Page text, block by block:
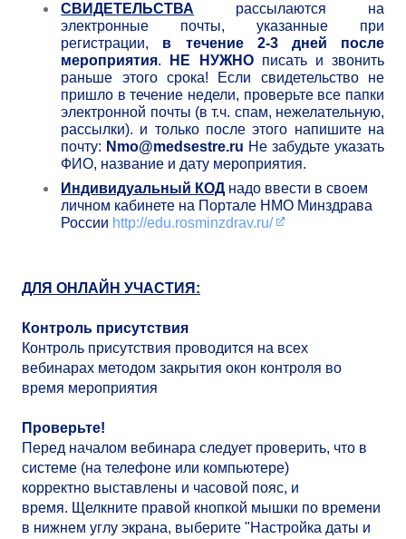
СВИДЕТЕЛЬСТВА рассылаются на
электронные почты, указанные при
регистрации, в течение 2-3 дней после
мероприятия. НЕ НУЖНОписать и звонить
раньше этого срока! Если свидетельство не
пришло в течение недели, проверьте все папки
электронной почты (в т.ч. спам, нежелательную,
рассылки). и только после этого напишите на
почту: Nmo@medsestre.ru Не забудьте указать
ФИО, название и дату мероприятия.
Индивидуальный КОДнадо ввести в своем
личном кабинете на Портале НМО Минздрава
России http://edu.rosminzdrav.ru/​
ДЛЯ ОНЛАЙН УЧАСТИЯ:
Контроль присутствия
Контроль присутствия проводится на всех
вебинарах методом закрытия окон контроля во
время мероприятия
Проверьте!
Перед началом вебинара следует проверить, что в
системе (на телефоне или компьютере)
корректно выставлены и часовой пояс, и
время. Щелкните правой кнопкой мышки по времени
в нижнем углу экрана, выберите "Настройка даты и